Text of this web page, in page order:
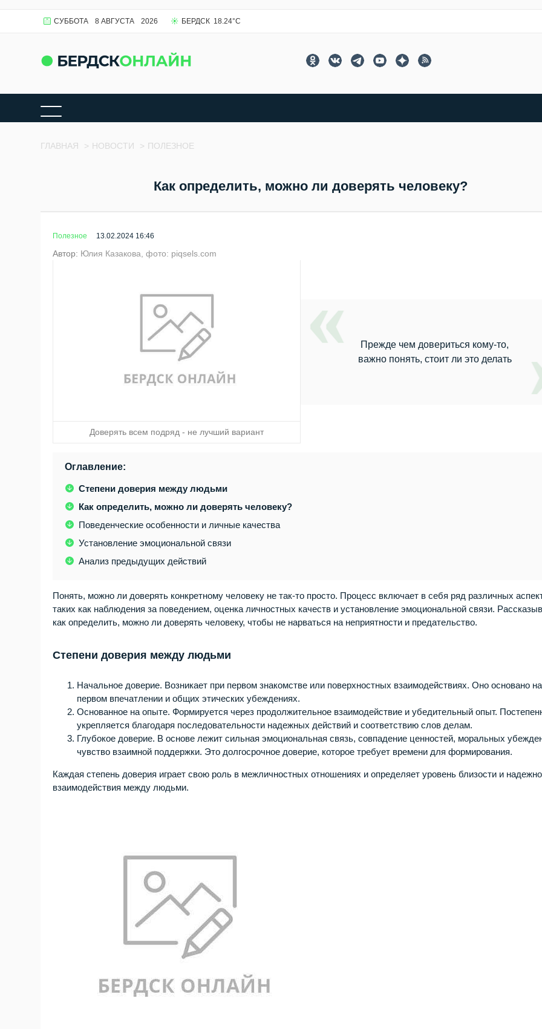
СУББОТА 8 АВГУСТА 2026 БЕРДСК 18.24°C
ГЛАВНАЯ > НОВОСТИ > ПОЛЕЗНОЕ
Как определить, можно ли доверять человеку?
Полезное 13.02.2024 16:46
Автор: Юлия Казакова, фото: piqsels.com
Доверять всем подряд - не лучший вариант
Прежде чем довериться кому-то,
важно понять, стоит ли это делать
Оглавление:
Степени доверия между людьми
Как определить, можно ли доверять человеку?
Поведенческие особенности и личные качества
Установление эмоциональной связи
Анализ предыдущих действий
Понять, можно ли доверять конкретному человеку не так-то просто. Процесс включает в себя ряд различных
таких как наблюдения за поведением, оценка личностных качеств и установление эмоциональной связи.
как определить, можно ли доверять человеку, чтобы не нарваться на неприятности и предательство.
Степени доверия между людьми
Начальное доверие. Возникает при первом знакомстве или поверхностных взаимодействиях. Оно основано на
первом впечатлении и общих этических убеждениях.
Основанное на опыте. Формируется через продолжительное взаимодействие и убедительный опыт.
укрепляется благодаря последовательности надежных действий и соответствию слов делам.
Глубокое доверие. В основе лежит сильная эмоциональная связь, совпадение ценностей, моральных
чувство взаимной поддержки. Это долгосрочное доверие, которое требует времени для формирования.
Каждая степень доверия играет свою роль в межличностных отношениях и определяет уровень близости и
взаимодействия между людьми.